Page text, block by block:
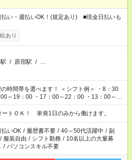
い・週払いOK！(規定あり) ■現金日払いも
あり
/ 原宿駅 / …
～19：00 ・17：00～22：00 ・13：00～
翌6：00 など
ートＯＫ！ 単発1日のみから働けます。
払いOK / 履歴書不要 / 40～50代活躍中 / 副
/ 服装自由 / シフト勤務 / 10名以上の大量募
/ パソコンスキル不要